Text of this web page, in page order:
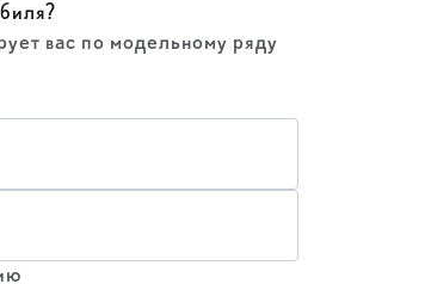
вас по модельному ряду